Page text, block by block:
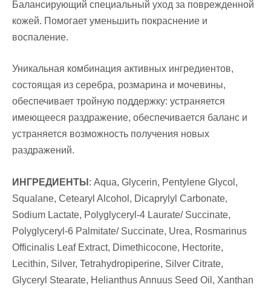
Балансирующий специальный уход за поврежденной
кожей. Помогает уменьшить покраснение и
воспаление.
Уникальная комбинация активных ингредиентов,
состоящая из серебра, розмарина и мочевины,
обеспечивает тройную поддержку: устраняется
имеющееся раздражение, обеспечивается баланс и
устраняется возможность получения новых
раздражений.
ИНГРЕДИЕНТЫ : Aqua, Glycerin, Pentylene Glycol,
Squalane, Cetearyl Alcohol, Dicaprylyl Carbonate,
Sodium Lactate, Polyglyceryl-4 Laurate/ Succinate,
Polyglyceryl-6 Palmitate/ Succinate, Urea, Rosmarinus
Officinalis Leaf Extract, Dimethicocone, Hectorite,
Lecithin, Silver, Tetrahydropiperine, Silver Citrate,
Glyceryl Stearate, Helianthus Annuus Seed Oil, Xanthan